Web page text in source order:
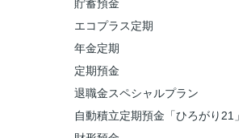
貯蓄預金
エコプラス定期
年金定期
定期預金
退職金スペシャルプラン
自動積立定期預金「ひろがり21」